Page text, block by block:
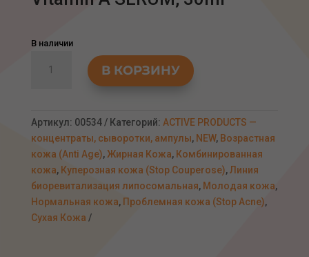
В наличии
товара
Витамином
А,
30мл
В КОРЗИНУ
Артикул: 00534 Категорий: ACTIVE PRODUCTS —
концентраты, сыворотки, ампулы, NEW, Возрастная
кожа (Anti Age),Жирная Кожа, Комбинированная
кожа, Куперозная кожа (Stop Couperose),Линия
биоревитализация липосомальная, Молодая кожа,
Нормальная кожа, Проблемная кожа (Stop Acne),
Сухая Кожа